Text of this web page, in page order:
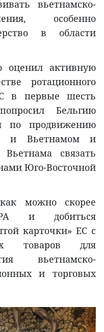
вьетнамско-
особенно
в области
активную
ротационного
в первые шесть
Бельгию
по продвижению
и Вьетнамом и
Вьетнама связать
Юго-Восточной
можно скорее
и добиться
карточки» ЕС с
товаров для
вьетнамско-
и торговых